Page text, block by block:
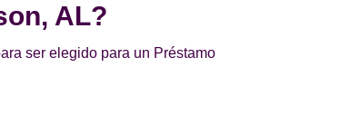
AL?
ser elegido para un Préstamo